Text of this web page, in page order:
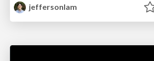
jeffersonlam